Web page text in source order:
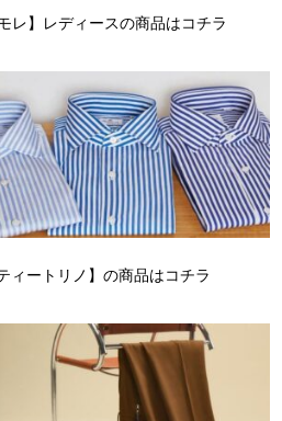
レ】レディースの商品はコチラ
ィートリノ】の商品はコチラ